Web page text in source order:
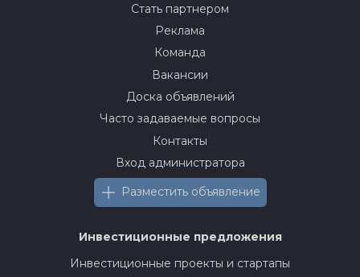
Стать партнером
Реклама
Команда
Вакансии
Доска объявлений
Часто задаваемые вопросы
Контакты
Вход администратора
Разместить объявление
Инвестиционные предложения
Инвестиционные проекты и стартапы